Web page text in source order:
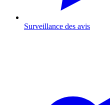
Surveillance des avis